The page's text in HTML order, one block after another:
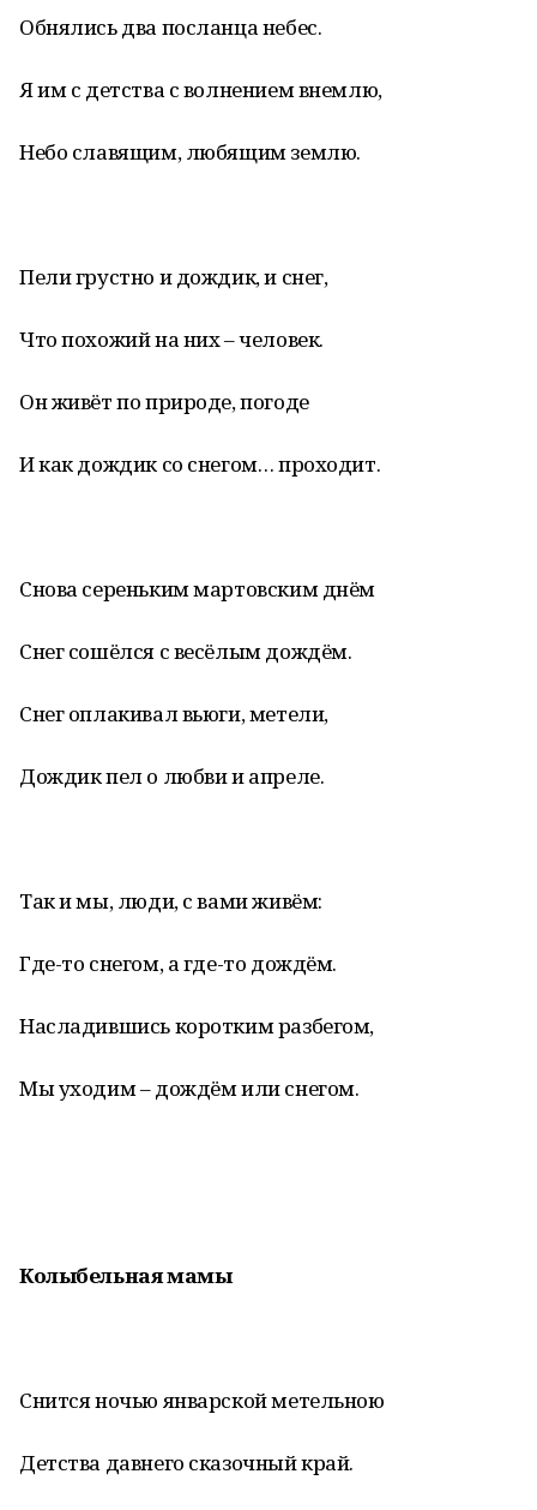
Обнялись два посланца небес.
Я им с детства с волнением внемлю,
Небо славящим, любящим землю.
Пели грустно и дождик, и снег,
Что похожий на них – человек.
Он живёт по природе, погоде
И как дождик со снегом… проходит.
Снова сереньким мартовским днём
Снег сошёлся с весёлым дождём.
Снег оплакивал вьюги, метели,
Дождик пел о любви и апреле.
Так и мы, люди, с вами живём:
Где-то снегом, а где-то дождём.
Насладившись коротким разбегом,
Мы уходим – дождём или снегом.
Колыбельная мамы
Снится ночью январской метельною
Детства давнего сказочный край.